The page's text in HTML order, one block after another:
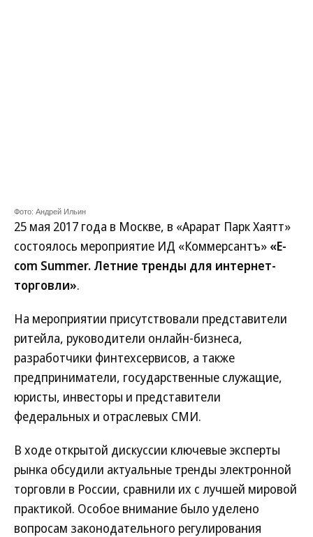
Фото: Андрей Ильин
25 мая 2017 года в Москве, в «Арарат Парк Хаятт»
состоялось мероприятие ИД «Коммерсантъ» «E-
com Summer. Летние тренды для интернет-
торговли».
На мероприятии присутствовали представители
ритейла, руководители онлайн-бизнеса,
разработчики финтехсервисов, а также
предприниматели, государственные служащие,
юристы, инвесторы и представители
федеральных и отраслевых СМИ.
В ходе открытой дискуссии ключевые эксперты
рынка обсудили актуальные тренды электронной
торговли в России, сравнили их с лучшей мировой
практикой. Особое внимание было уделено
вопросам законодательного регулирования